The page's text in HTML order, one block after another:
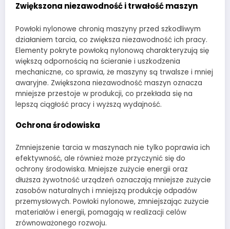
Zwiększona niezawodność i trwałość maszyn
Powłoki nylonowe chronią maszyny przed szkodliwym
działaniem tarcia, co zwiększa niezawodność ich pracy.
Elementy pokryte powłoką nylonową charakteryzują się
większą odpornością na ścieranie i uszkodzenia
mechaniczne, co sprawia, że maszyny są trwalsze i mniej
awaryjne. Zwiększona niezawodność maszyn oznacza
mniejsze przestoje w produkcji, co przekłada się na
lepszą ciągłość pracy i wyższą wydajność.
Ochrona środowiska
Zmniejszenie tarcia w maszynach nie tylko poprawia ich
efektywność, ale również może przyczynić się do
ochrony środowiska. Mniejsze zużycie energii oraz
dłuższa żywotność urządzeń oznaczają mniejsze zużycie
zasobów naturalnych i mniejszą produkcję odpadów
przemysłowych. Powłoki nylonowe, zmniejszając zużycie
materiałów i energii, pomagają w realizacji celów
zrównoważonego rozwoju.